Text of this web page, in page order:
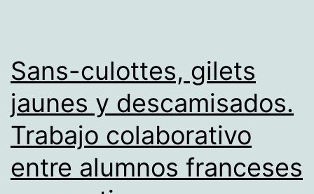
Sans-culottes, gilets
jaunes y descamisados.
Trabajo colaborativo
entre alumnos franceses